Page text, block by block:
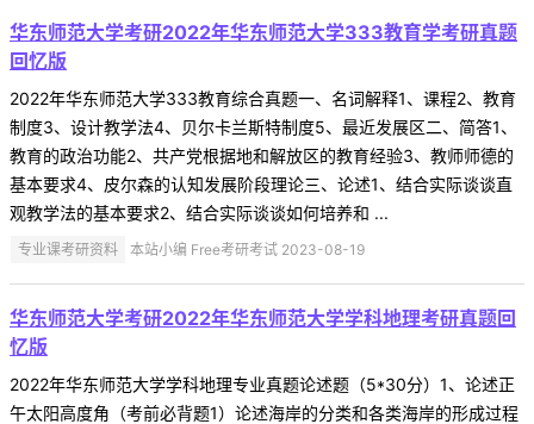
华东师范大学考研2022年华东师范大学333教育学考研真题
回忆版
2022年华东师范大学333教育综合真题一、名词解释1、课程2、教育
制度3、设计教学法4、贝尔卡兰斯特制度5、最近发展区二、简答1、
教育的政治功能2、共产党根据地和解放区的教育经验3、教师师德的
基本要求4、皮尔森的认知发展阶段理论三、论述1、结合实际谈谈直
观教学法的基本要求2、结合实际谈谈如何培养和 ...
专业课考研资料 本站小编 Free考研考试 2023-08-19
华东师范大学考研2022年华东师范大学学科地理考研真题回
忆版
2022年华东师范大学学科地理专业真题论述题（5*30分）1、论述正
午太阳高度角（考前必背题1）论述海岸的分类和各类海岸的形成过程